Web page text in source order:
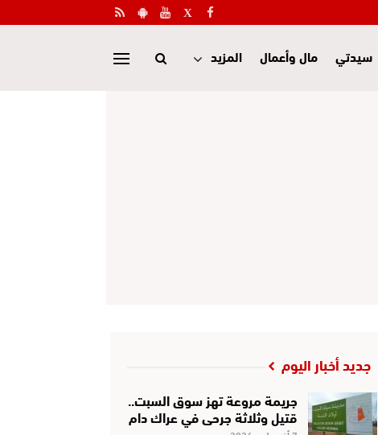
سيدتي مال وأعمال المزيد
جديد أخبار اليوم
جريمة مروعة تهز سوق السبت..
قتيل وثلاثة جرحى في عراك دام